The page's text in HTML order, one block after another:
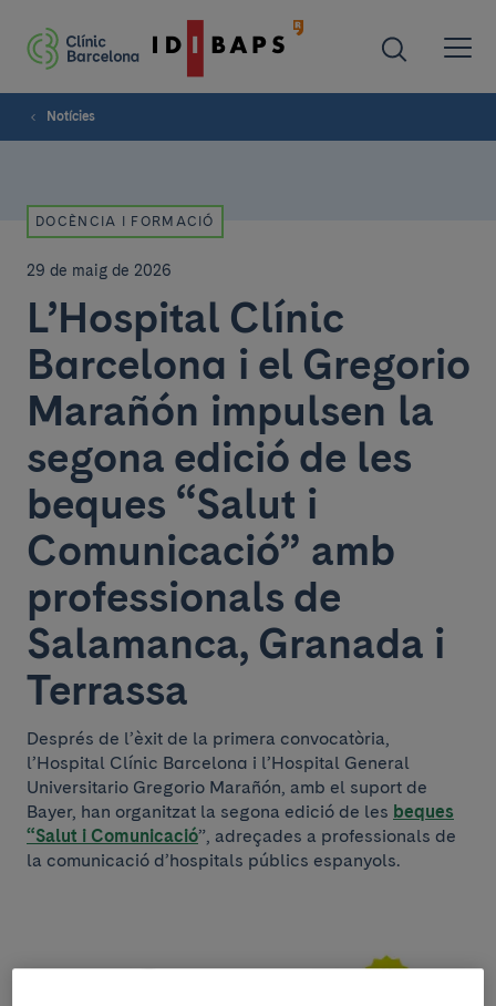
Notícies
DOCÈNCIA I FORMACIÓ
29 de maig de 2026
L’Hospital Clínic
Barcelona i el Gregorio
Marañón impulsen la
segona edició de les
beques “Salut i
Comunicació” amb
professionals de
Salamanca, Granada i
Terrassa
Després de l’èxit de la primera convocatòria,
l’Hospital Clínic Barcelona i l’Hospital General
Universitario Gregorio Marañón, amb el suport de
Bayer, han organitzat la segona edició de les beques
“Salut i Comunicació”, adreçades a professionals de
la comunicació d’hospitals públics espanyols.